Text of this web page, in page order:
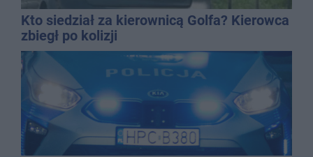
Kto siedział za kierownicą Golfa? Kierowca
zbiegł po kolizji